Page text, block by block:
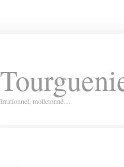
Irrationnel, molletonné…